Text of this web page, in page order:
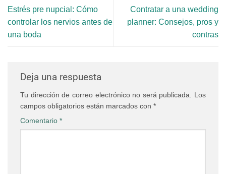
Estrés pre nupcial: Cómo
controlar los nervios antes de
una boda
Contratar a una wedding
planner: Consejos, pros y
contras
Deja una respuesta
Tu dirección de correo electrónico no será publicada. Los
campos obligatorios están marcados con *
Comentario *